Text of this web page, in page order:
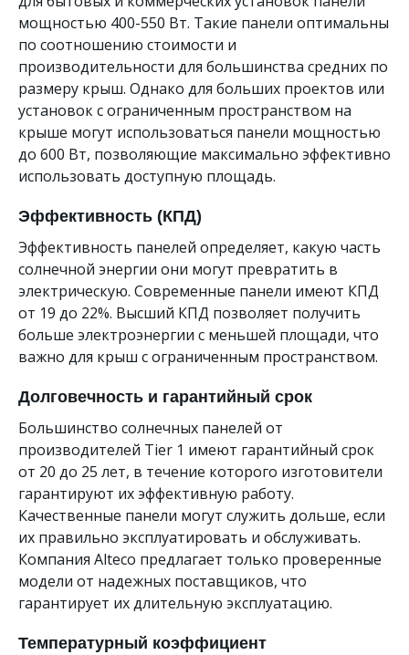
мощностью 400-550 Вт. Такие панели оптимальны
по соотношению стоимости и
производительности для большинства средних по
размеру крыш. Однако для больших проектов или
установок с ограниченным пространством на
крыше могут использоваться панели мощностью
до 600 Вт, позволяющие максимально эффективно
использовать доступную площадь.
Эффективность (КПД)
Эффективность панелей определяет, какую часть
солнечной энергии они могут превратить в
электрическую. Современные панели имеют КПД
от 19 до 22%. Высший КПД позволяет получить
больше электроэнергии с меньшей площади, что
важно для крыш с ограниченным пространством.
Долговечность и гарантийный срок
Большинство солнечных панелей от
производителей Tier 1 имеют гарантийный срок
от 20 до 25 лет, в течение которого изготовители
гарантируют их эффективную работу.
Качественные панели могут служить дольше, если
их правильно эксплуатировать и обслуживать.
Компания Alteco предлагает только проверенные
модели от надежных поставщиков, что
гарантирует их длительную эксплуатацию.
Температурный коэффициент